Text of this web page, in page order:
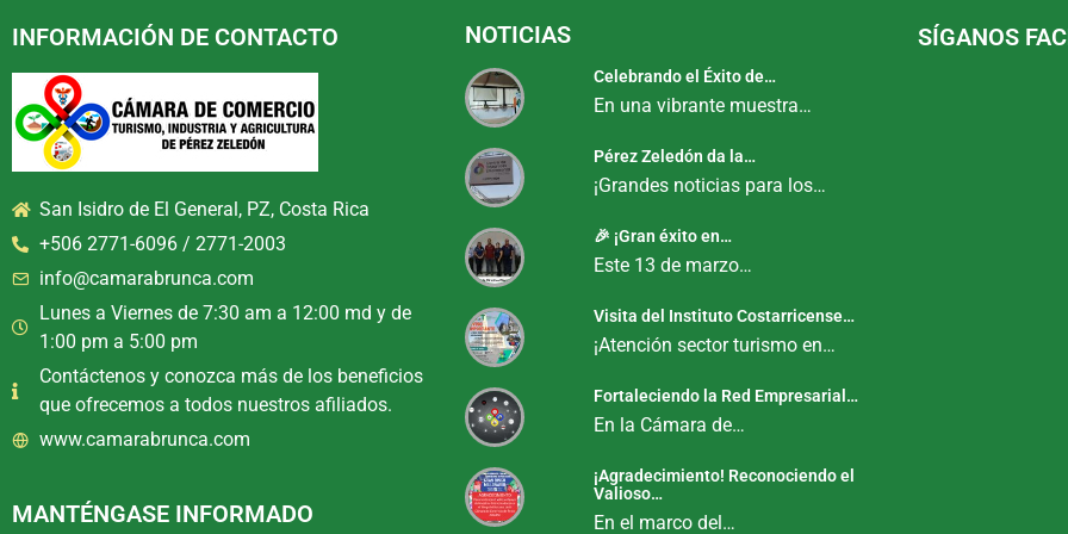
INFORMACIÓN DE CONTACTO
San Isidro de El General, PZ, Costa Rica
+506 2771-6096 / 2771-2003
info@camarabrunca.com
Lunes a Viernes de 7:30 am a 12:00 md y de
1:00 pm a 5:00 pm
Contáctenos y conozca más de los beneficios
que ofrecemos a todos nuestros afiliados.
www.camarabrunca.com
MANTÉNGASE INFORMADO
NOTICIAS
Celebrando el Éxito de…
En una vibrante muestra…
Pérez Zeledón da la…
¡Grandes noticias para los…
🎉 ¡Gran éxito en…
Este 13 de marzo…
Visita del Instituto Costarricense…
¡Atención sector turismo en…
Fortaleciendo la Red Empresarial…
En la Cámara de…
¡Agradecimiento! Reconociendo el
Valioso…
En el marco del…
SÍGANOS